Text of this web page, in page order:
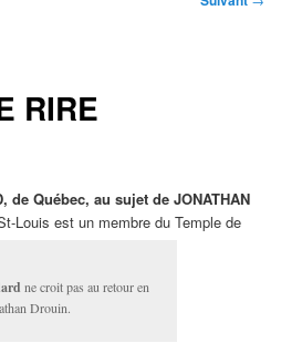
RIRE
de Québec, au sujet de JONATHAN
Louis est un membre du Temple de
ne croit pas au retour en
Drouin.